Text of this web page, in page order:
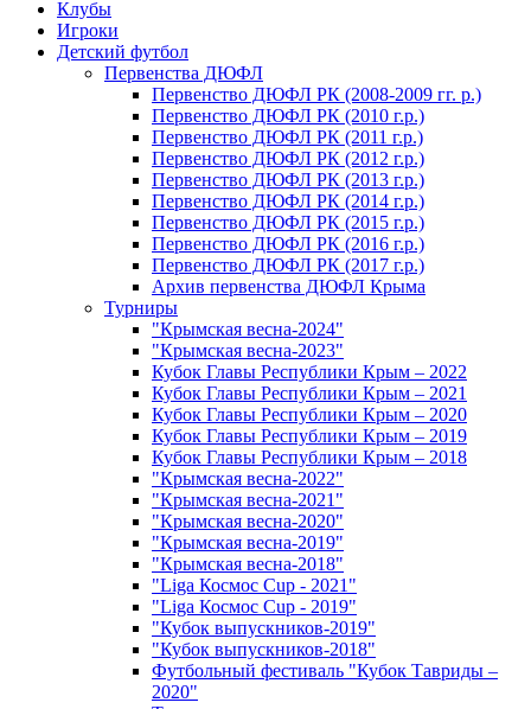
Клубы
Игроки
Детский футбол
Первенства ДЮФЛ
Первенство ДЮФЛ РК (2008-2009 гг. р.)
Первенство ДЮФЛ РК (2010 г.р.)
Первенство ДЮФЛ РК (2011 г.р.)
Первенство ДЮФЛ РК (2012 г.р.)
Первенство ДЮФЛ РК (2013 г.р.)
Первенство ДЮФЛ РК (2014 г.р.)
Первенство ДЮФЛ РК (2015 г.р.)
Первенство ДЮФЛ РК (2016 г.р.)
Первенство ДЮФЛ РК (2017 г.р.)
Архив первенства ДЮФЛ Крыма
Турниры
"Крымская весна-2024"
"Крымская весна-2023"
Кубок Главы Республики Крым – 2022
Кубок Главы Республики Крым – 2021
Кубок Главы Республики Крым – 2020
Кубок Главы Республики Крым – 2019
Кубок Главы Республики Крым – 2018
"Крымская весна-2022"
"Крымская весна-2021"
"Крымская весна-2020"
"Крымская весна-2019"
"Крымская весна-2018"
"Liga Космос Cup - 2021"
"Liga Космос Cup - 2019"
"Кубок выпускников-2019"
"Кубок выпускников-2018"
Футбольный фестиваль "Кубок Тавриды –
2020"